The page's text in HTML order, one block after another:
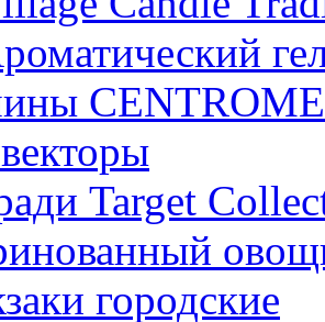
Target
городские